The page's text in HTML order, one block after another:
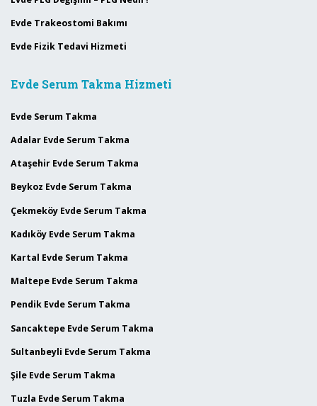
Evde Trakeostomi Bakımı
Evde Fizik Tedavi Hizmeti
Evde Serum Takma Hizmeti
Evde Serum Takma
Adalar Evde Serum Takma
Ataşehir Evde Serum Takma
Beykoz Evde Serum Takma
Çekmeköy Evde Serum Takma
Kadıköy Evde Serum Takma
Kartal Evde Serum Takma
Maltepe Evde Serum Takma
Pendik Evde Serum Takma
Sancaktepe Evde Serum Takma
Sultanbeyli Evde Serum Takma
Şile Evde Serum Takma
Tuzla Evde Serum Takma